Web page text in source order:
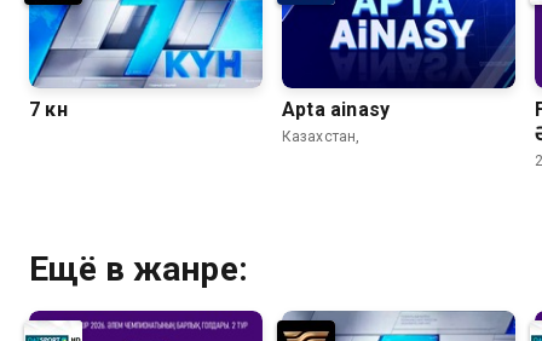
7 күн Apta ainasy
Казахстан,
Ещё в жанре: